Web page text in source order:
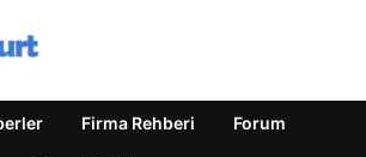
Firma Rehberi Forum